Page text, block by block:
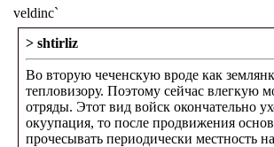
veldinc`
> shtirliz
Во вторую чеченскую вроде как
тепловизору. Поэтому сейчас влегкую
отряды. Этот вид войск окончательно
окуупация, то после продвижения
прочесывать периодически местность